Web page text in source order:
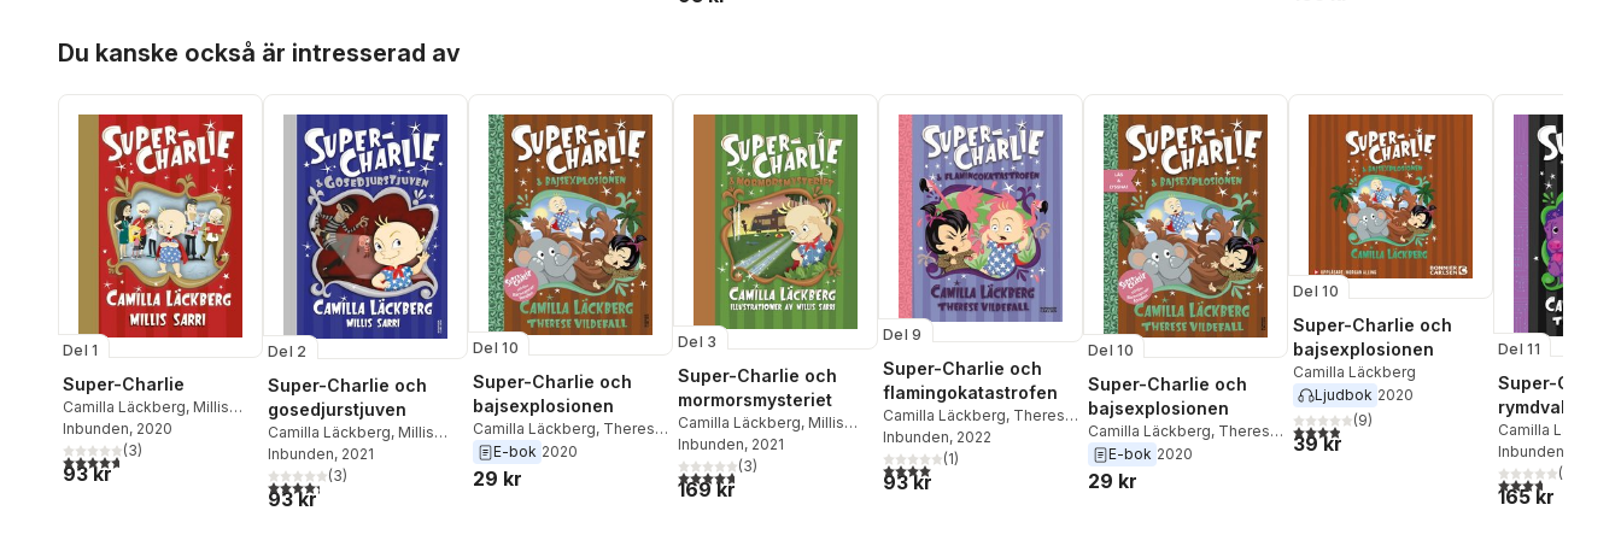
Du kanske också är intresserad av
Del 1
Super-Charlie
Camilla Läckberg, Millis
Sarri
Inbunden, 2020
4,7utav 5 stjärnor. Totalt antal röster:
(3)
93 kr
Del 2
Super-Charlie och
gosedjurstjuven
Camilla Läckberg, Millis
Sarri
Inbunden, 2021
4,3utav 5 stjärnor. Totalt antal röster:
(3)
93 kr
Del 10
Super-Charlie och
bajsexplosionen
Camilla Läckberg, Therese
Vildefall
E-bok 2020
29 kr
Del 3
Super-Charlie och
mormorsmysteriet
Camilla Läckberg, Millis
Sarri
Inbunden, 2021
4,7utav 5 stjärnor. Totalt antal röster:
(3)
169 kr
Del 9
Super-Charlie och
flamingokatastrofen
Camilla Läckberg, Therese
Larsson
Inbunden, 2022
4,0utav 5 stjärnor. Totalt antal röster:
(1)
93 kr
Del 10
Super-Charlie och
bajsexplosionen
Camilla Läckberg, Therese
Vildefall
E-bok 2020
29 kr
Del 10
Super-Charlie och
bajsexplosionen
Camilla Läckberg
Ljudbok 2020
3,9utav 5 stjärnor. Totalt antal röster:
(9)
39 kr
Del 11
Super-
rymdvalpen
Camilla Läckberg
Inbunden
3,7utav 5(
165 kr